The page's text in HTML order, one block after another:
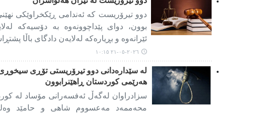
دوو تیرۆریست کە ئەندامی ڕێکخراوێکی
بوون، دوای پێداچوونەوە بە دۆسیەکە
ئێرانەوە و بڕیارەکە لەلایەن دادگای باڵا
٢٠٢٦-٠٥-٢١ ١٠:١٥
لە سێدارەدانی دوو تیرۆریستی تۆڕی
هەرێمی کوردستان ڕاهێنرابوون
سزادراوان لەگەڵ ئەفسەرانی مۆساد لە
محەممەد مەعسووم شاهی و حامێد